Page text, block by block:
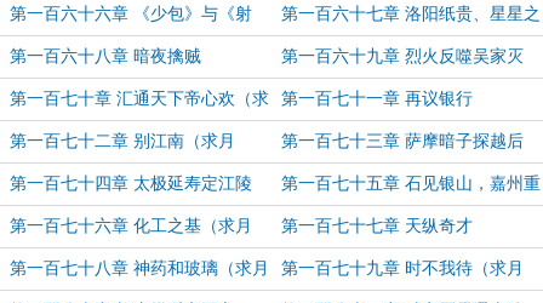
第一百六十六章 《少包》与《射
雕》
第一百六十七章 洛阳纸贵、星星之
火
第一百六十八章 暗夜擒贼 第一百六十九章 烈火反噬吴家灭
第一百七十章 汇通天下帝心欢（求
月票！）
第一百七十一章 再议银行
第一百七十二章 别江南（求月
票！）
第一百七十三章 萨摩暗子探越后
（求月票）
第一百七十四章 太极延寿定江陵
（求月票！）
第一百七十五章 石见银山，嘉州重
工
第一百七十六章 化工之基（求月
票）
第一百七十七章 天纵奇才
第一百七十八章 神药和玻璃（求月 第一百七十九章 时不我待（求月